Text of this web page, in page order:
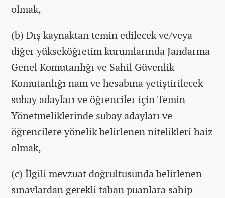
olmak,
(b) Dış kaynaktan temin edilecek ve/veya
diğer yükseköğretim kurumlarında Jandarma
Genel Komutanlığı ve Sahil Güvenlik
Komutanlığı nam ve hesabına yetiştirilecek
subay adayları ve öğrenciler için Temin
Yönetmeliklerinde subay adayları ve
öğrencilere yönelik belirlenen nitelikleri haiz
olmak,
(c) İlgili mevzuat doğrultusunda belirlenen
sınavlardan gerekli taban puanlara sahip